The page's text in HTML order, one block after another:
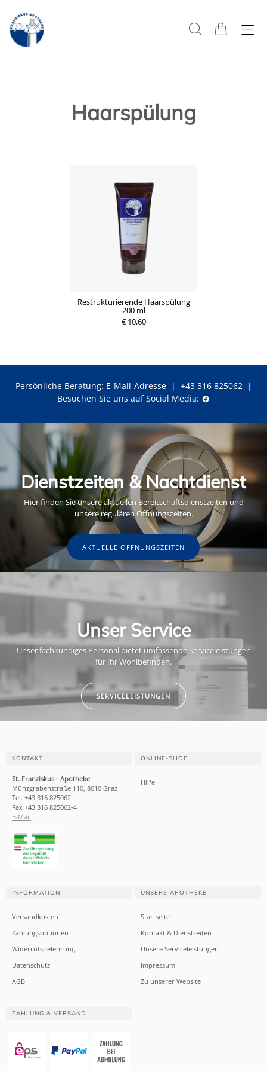
Haarspülung
Restrukturierende Haarspülung
200 ml
€ 10,60
Persönliche Beratung: E-Mail-Adresse | +43 316 825062|
Besuchen Sie uns auf Social Media:
Dienstzeiten & Nachtdienst
Hier finden Sie unsere aktuellen Bereitschaftsdienstzeiten und
unsere regulären Öffnungszeiten.
AKTUELLE ÖFFNUNGSZEITEN
Unser Service
Unser fachkundiges Personal bietet umfassende Serviceleistungen
für Ihr Wohlbefinden.
SERVICELEISTUNGEN
KONTAKT
St. Franziskus - Apotheke
Münzgrabenstraße 110, 8010 Graz
Tel. +43 316 825062
Fax +43 316 825062-4
E-Mail
ONLINE-SHOP
Hilfe
INFORMATION
Versandkosten
Zahlungsoptionen
Widerrufsbelehrung
Datenschutz
AGB
UNSERE APOTHEKE
Startseite
Kontakt & Dienstzeiten
Unsere Serviceleistungen
Impressum
Zu unserer Website
ZAHLUNG & VERSAND